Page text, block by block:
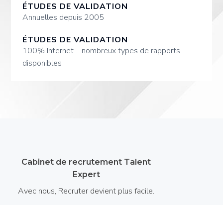
ÉTUDES DE VALIDATION
Annuelles depuis 2005
ÉTUDES DE VALIDATION
100% Internet – nombreux types de rapports
disponibles
Cabinet de recrutement Talent
Expert
Avec nous, Recruter devient plus facile.